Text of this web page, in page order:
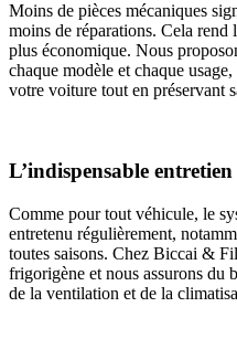
Moins de pièces mécaniques
moins de réparations. Cela rend
plus économique. Nous
chaque modèle et chaque
votre voiture tout en préservant
L’indispensable
Comme pour tout véhicule, le
entretenu régulièrement,
toutes saisons. Chez Biccai &
frigorigène et nous assurons du
de la ventilation et de la